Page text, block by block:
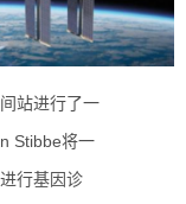
站进行了一
Stibbe将一
行基因诊